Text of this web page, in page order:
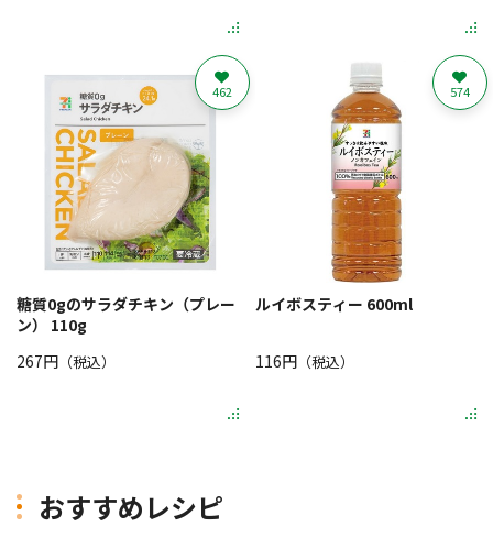
糖質0gのサラダチキン（プレー
ン） 110g
267円 （税込）
462
ルイボスティー 600ml
116円（税込）
574
おすすめレシピ